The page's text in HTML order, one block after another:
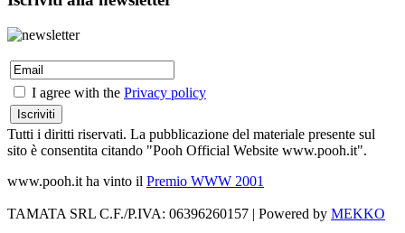
I agree with the Privacy policy
Tutti i diritti riservati. La pubblicazione del materiale presente sul
sito è consentita citando "Pooh Official Website www.pooh.it".
www.pooh.it ha vinto il Premio WWW 2001
TAMATA SRL C.F./P.IVA: 06396260157 | Powered by MEKKO